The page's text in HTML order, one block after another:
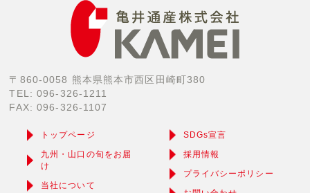
〒860-0058 熊本県熊本市西区田崎町380
TEL: 096-326-1211
FAX: 096-326-1107
トップページ
九州・山口の旬をお届
け
当社について
SDGs宣言
採用情報
プライバシーポリシー